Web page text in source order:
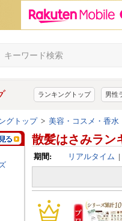
ランキングトップ 男性
グトップ> 美容・コスメ・香水
散髪はさみラン
期間: リアルタイム |